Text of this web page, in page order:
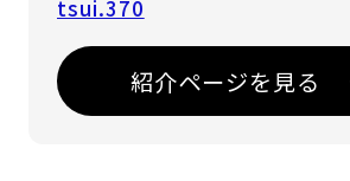
tsui.370
紹介ページを見る